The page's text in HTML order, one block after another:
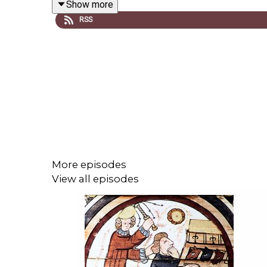
var väl informerade om det pågående folkmordet
Folkmordet inleddes med att några hundra
armenierna hade startat långt tidigare. Under år
kunde överleva och dog under
islam. Tiotusentals armeniska kvinnor och barn
Show more
RSS
More episodes
View all episodes